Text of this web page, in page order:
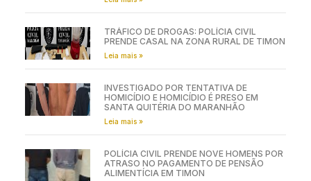
TRÁFICO DE DROGAS: POLÍCIA CIVIL
PRENDE CASAL NA ZONA RURAL DE TIMON
Leia mais »
INVESTIGADO POR TENTATIVA DE
HOMICÍDIO E HOMICÍDIO É PRESO EM
SANTA QUITÉRIA DO MARANHÃO
Leia mais »
POLÍCIA CIVIL PRENDE NOVE HOMENS POR
ATRASO NO PAGAMENTO DE PENSÃO
ALIMENTÍCIA EM TIMON